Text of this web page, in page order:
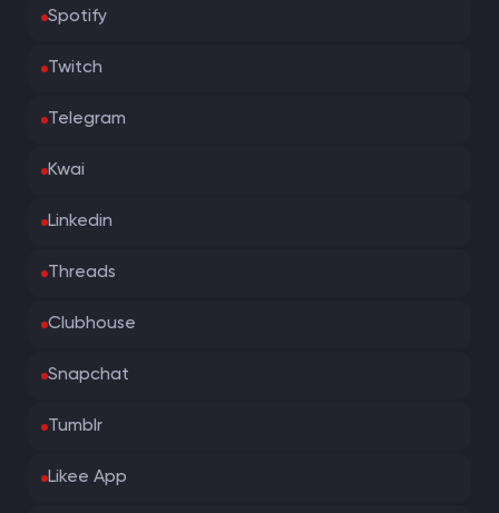
Spotify
Twitch
Telegram
Kwai
Linkedin
Threads
Clubhouse
Snapchat
Tumblr
Likee App